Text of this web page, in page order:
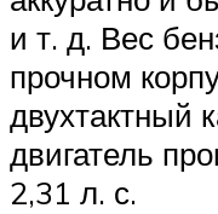
и т. д. Вес
прочном
двухтактный
двигатель
2,31 л. с.